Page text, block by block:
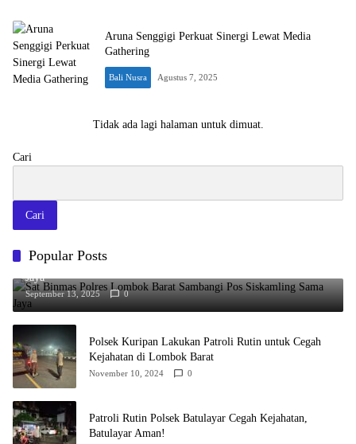
Aruna Senggigi Perkuat Sinergi Lewat Media
Gathering
Bali Nusra Agustus 7, 2025
Tidak ada lagi halaman untuk dimuat.
Cari
Cari
Popular Posts
Sat Binmas Polres Lombok Barat Sambangi Pos Siskamling Sama
Jaya
September 13, 2025 0
Polsek Kuripan Lakukan Patroli Rutin untuk Cegah
Kejahatan di Lombok Barat
November 10, 2024 0
Patroli Rutin Polsek Batulayar Cegah Kejahatan,
Batulayar Aman!